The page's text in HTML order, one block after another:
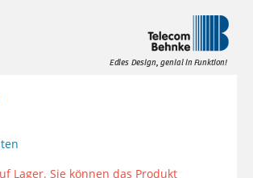
Lager. Sie können das Produkt